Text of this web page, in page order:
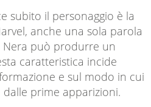
subito il personaggio è la
anche una sola parola
può produrre un
caratteristica incide
e sul modo in cui
prime apparizioni.